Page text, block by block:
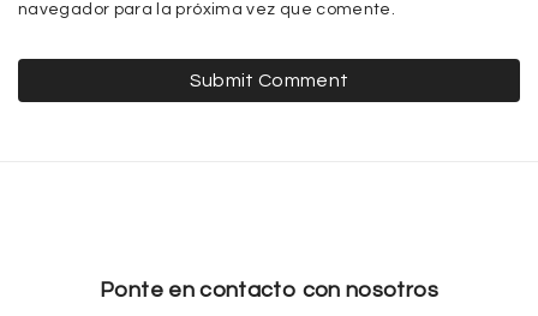
navegador para la próxima vez que comente.
Ponte en contacto con nosotros